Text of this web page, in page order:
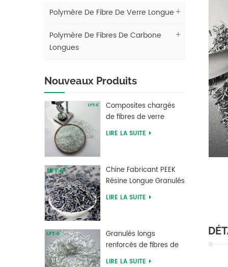
Polymère De Fibre De Verre Longue
Polymère De Fibres De Carbone
Longues
Nouveaux Produits
Composites chargés
de fibres de verre
longues en
LIRE LA SUITE
Chine Fabricant PEEK
Résine Longue Granulés
Renforcés De Fibres De
LIRE LA SUITE
Granulés longs
renforcés de fibres de
verre PLA à acide
LIRE LA SUITE